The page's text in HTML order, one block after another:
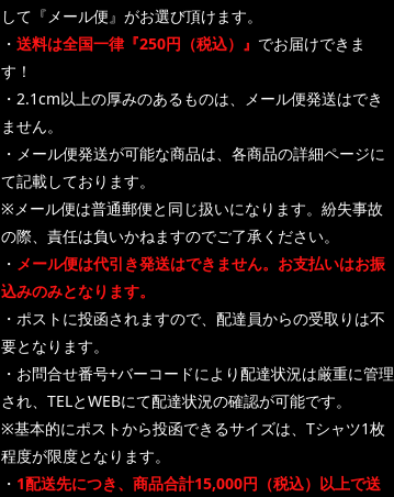
して『メール便』がお選び頂けます。
・ 送料は全国一律『250円（税込）』 でお届けできま
す！
・2.1cm以上の厚みのあるものは、メール便発送はでき
ません。
・メール便発送が可能な商品は、各商品の詳細ページに
て記載しております。
※メール便は普通郵便と同じ扱いになります。紛失事故
の際、責任は負いかねますのでご了承ください。
・ メール便は代引き発送はできません。お支払いはお振
込みのみとなります。
・ポストに投函されますので、配達員からの受取りは不
要となります。
・お問合せ番号+バーコードにより配達状況は厳重に管理
され、TELとWEBにて配達状況の確認が可能です。
※基本的にポストから投函できるサイズは、Tシャツ1枚
程度が限度となります。
・ 1配送先につき、商品合計15,000円（税込）以上で送